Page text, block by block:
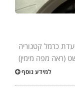
כרמל קטגוריה
למידע נוסף